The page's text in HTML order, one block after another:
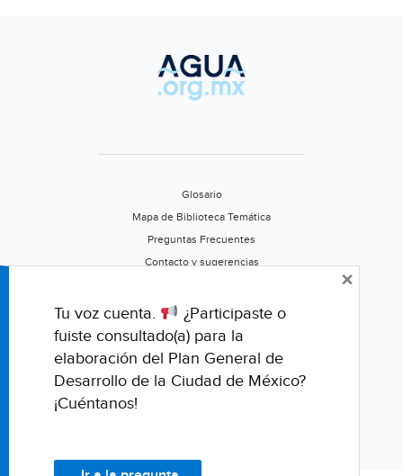
Glosario
Mapa de Biblioteca Temática
Preguntas Frecuentes
Contacto y sugerencias
Califica este portal
Tu voz cuenta.
¿Participaste o
fuiste consultado(a) para la
elaboración del Plan General de
Desarrollo de la Ciudad de México?
¡Cuéntanos!
×